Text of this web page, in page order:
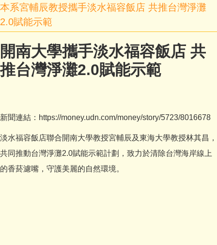
本系宮輔辰教授攜手淡水福容飯店 共推台灣淨灘
2.0賦能示範
開南大學攜手淡水福容飯店 共
推台灣淨灘2.0賦能示範
新聞連結： https://money.udn.com/money/story/5723/8016678
淡水福容飯店聯合開南大學教授宮輔辰及東海大學教授林其昌，
共同推動台灣淨灘2.0賦能示範計劃，致力於清除台灣海岸線上
的香菸濾嘴，守護美麗的自然環境。